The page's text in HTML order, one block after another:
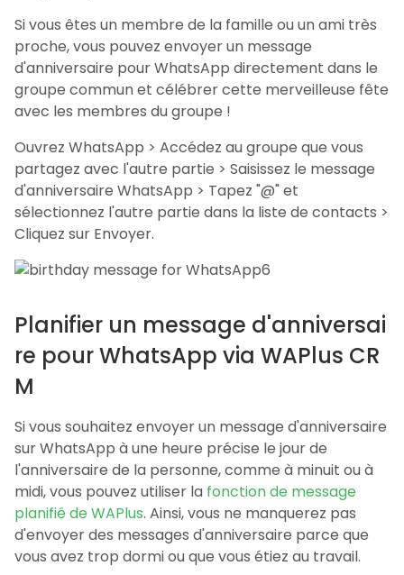
Si vous êtes un membre de la famille ou un ami très
proche, vous pouvez envoyer un message
d'anniversaire pour WhatsApp directement dans le
groupe commun et célébrer cette merveilleuse fête
avec les membres du groupe !
Ouvrez WhatsApp > Accédez au groupe que vous
partagez avec l'autre partie > Saisissez le message
d'anniversaire WhatsApp > Tapez "@" et
sélectionnez l'autre partie dans la liste de contacts >
Cliquez sur Envoyer.
Planifier un message d'anniversai
re pour WhatsApp via WAPlus CR
M
Si vous souhaitez envoyer un message d'anniversaire
sur WhatsApp à une heure précise le jour de
l'anniversaire de la personne, comme à minuit ou à
midi, vous pouvez utiliser la fonction de message
planifié de WAPlus. Ainsi, vous ne manquerez pas
d'envoyer des messages d'anniversaire parce que
vous avez trop dormi ou que vous étiez au travail.